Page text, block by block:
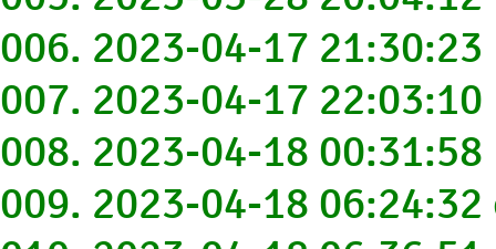
006. 2023-04-17
007. 2023-04-17
008. 2023-04-18
009. 2023-04-18